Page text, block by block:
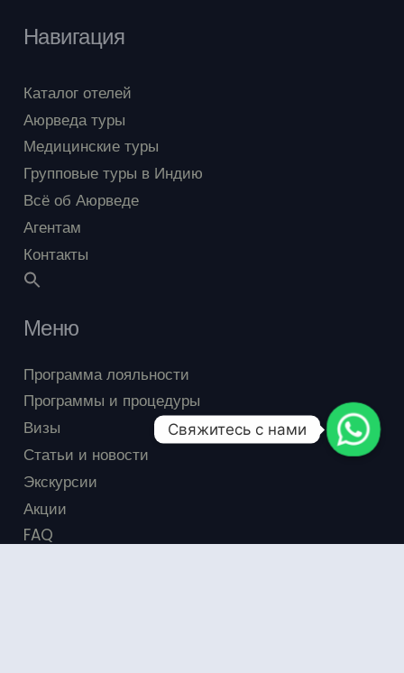
Навигация
Каталог отелей
Аюрведа туры
Медицинские туры
Групповые туры в Индию
Всё об Аюрведе
Агентам
Контакты
Меню
Программа лояльности
Программы и процедуры
Визы
Статьи и новости
Экскурсии
Акции
FAQ
Свяжитесь с нами